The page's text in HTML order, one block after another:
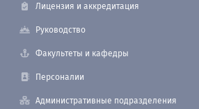
Лицензия и аккредитация
Руководство
Факультеты и кафедры
Персоналии
Административные подразделения